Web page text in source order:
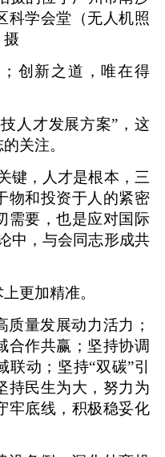
科学会堂（无人机照
创新之道，唯在得
人才发展方案”，这
关注。
键，人才是根本，三
物和投资于人的紧密
需要，也是应对国际
中，与会同志形成共
更加精准。
质量发展动力活力；
合作共赢；坚持协调
动；坚持“双碳”引
持民生为大，努力为
牢底线，积极稳妥化